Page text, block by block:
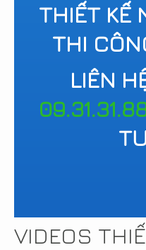
THIẾT KẾ
THI
LIÊN
VIDEOS